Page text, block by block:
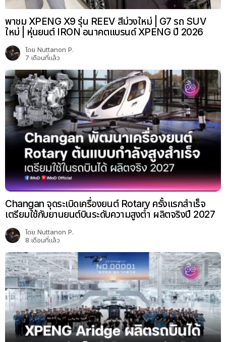
พาชม XPENG X9 รุ่น REEV สีม่วงใหม่ | G7 รถ SUV
ใหม่ | หุ่นยนต์ IRON อนาคตแบรนด์ XPENG ปี 2026
โดย Nuttanon P.
7 เดือนที่แล้ว
Changan จุดระเบิดเครื่องยนต์ Rotary ครั้งแรกสำเร็จ
เตรียมใช้กับยานยนต์บินระดับความสูงต่ำ ผลิตจริงปี 2027
โดย Nuttanon P.
8 เดือนที่แล้ว